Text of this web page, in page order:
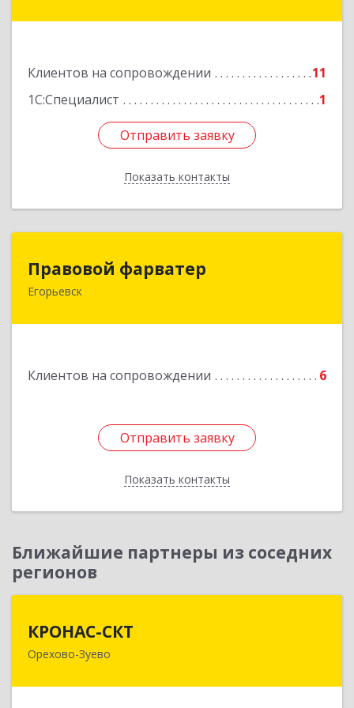
Клиентов на сопровождении
11
1С:Специалист
1
Отправить заявку
Показать контакты
Отправить заявку
Назад
Правовой фарватер
Егорьевск
Клиентов на сопровождении 6
Отправить заявку
Показать контакты
Отправить заявку
Назад
Ближайшие партнеры из соседних
регионов
КРОНАС-СКТ
Орехово-Зуево
142600, Московская обл, Орехово-Зуево г,